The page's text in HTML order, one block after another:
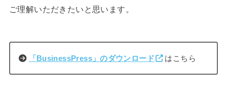
ご理解いただきたいと思います。
「BusinessPress」のダウンロード はこちら